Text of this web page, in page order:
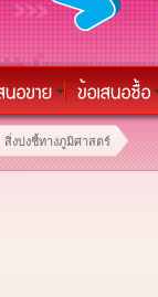
สิ่งบ่งชี้ทางภูมิศาสตร์